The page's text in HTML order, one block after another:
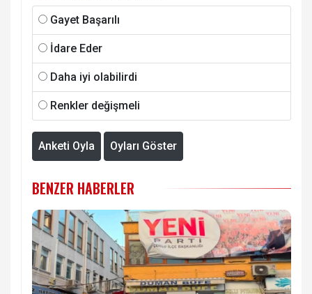
Gayet Başarılı
İdare Eder
Daha iyi olabilirdi
Renkler değişmeli
Anketi Oyla Oyları Göster
BENZER HABERLER